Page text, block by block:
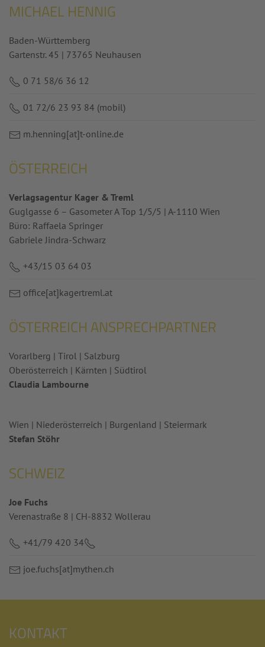
MICHAEL HENNIG
Baden-Württemberg
Gartenstr. 45 | 73765 Neuhausen
0 71 58/6 36 12
01 72/6 23 93 84 (mobil)
m.henning[at]t-online.de
ÖSTERREICH
Verlagsagentur Kager & Treml
Guglgasse 6 – Gasometer A Top 1/5/5 | A-1110 Wien
Büro: Raffaela Springer
Gabriele Jindra-Schwarz
+43/15 03 64 03
office[at]kagertreml.at
ÖSTERREICH ANSPRECHPARTNER
Vorarlberg | Tirol | Salzburg
Oberösterreich | Kärnten | Südtirol
Claudia Lambourne
Wien | Niederösterreich | Burgenland | Steiermark
Stefan Stöhr
SCHWEIZ
Joe Fuchs
Verenastraße 8 | CH-8832 Wollerau
+41/79 420 34
joe.fuchs[at]mythen.ch
KONTAKT